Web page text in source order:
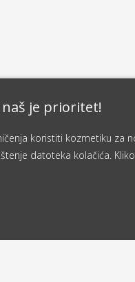
je prioritet!
koristiti kozmetiku za
datoteka kolačića.